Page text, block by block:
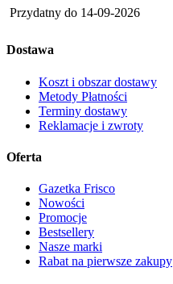
Przydatny do 14-09-2026
Dostawa
Koszt i obszar dostawy
Metody Płatności
Terminy dostawy
Reklamacje i zwroty
Oferta
Gazetka Frisco
Nowości
Promocje
Bestsellery
Nasze marki
Rabat na pierwsze zakupy